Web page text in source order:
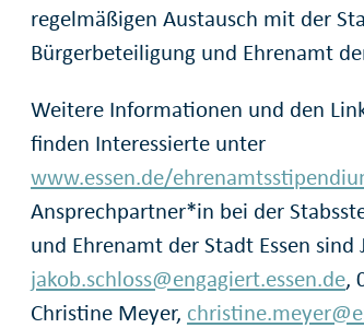
regelmäßigen Austausch mit der
Bürgerbeteiligung und Ehrenamt
Weitere Informationen und den
finden Interessierte unter
www.essen.de/
Ansprechpartner*in bei der
und Ehrenamt der Stadt Essen sind
jakob.schloss@engagiert.essen.de,
Christine Meyer,